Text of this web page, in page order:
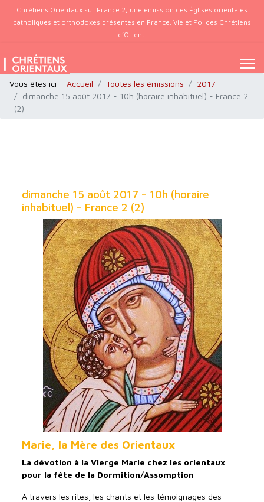
Chrétiens Orientaux sur France 2, une émission des Églises orientales
catholiques et orthodoxes présentes en France. Vie et Foi des Chrétiens
d’Orient.
Vous êtes ici : Accueil Toutes les émissions
2017
dimanche 15 août 2017 - 10h (horaire inhabituel) - France 2
(2)
dimanche 15 août 2017 - 10h (horaire
inhabituel) - France 2 (2)
Marie, la Mère des Orientaux
La dévotion à la Vierge Marie chez les orientaux
pour la fête de la Dormition/Assomption
A travers les rites, les chants et les témoignages des